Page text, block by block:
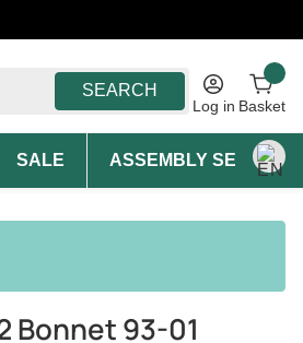
SEARCH
Log in Basket
SALE ASSEMBLY SERVICE
Bonnet 93-01